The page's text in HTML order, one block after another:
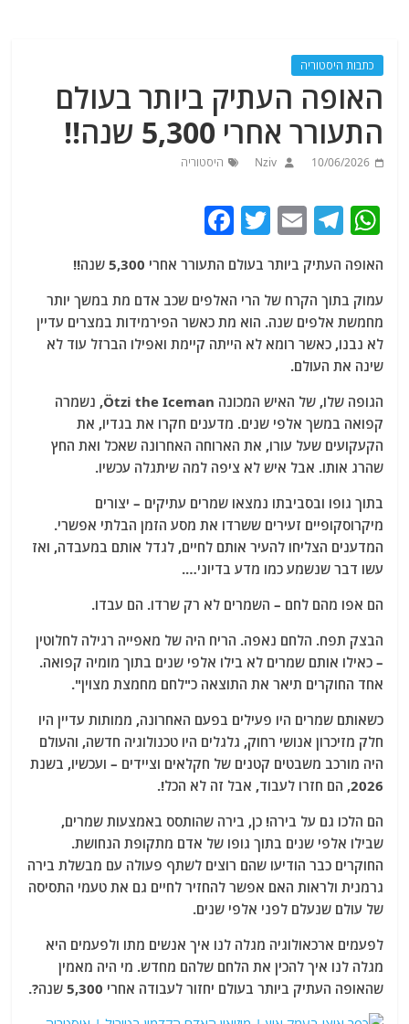
כתבות היסטוריה
האופה העתיק ביותר בעולם
התעורר אחרי 5,300 שנה!!
10/06/2026
Nziv היסטוריה
W
at
s
A
p
p
T
e
g
ra
m
E
ai
l
T
w
itt
er
c
e
b
o
o
k
האופה העתיק ביותר בעולם התעורר אחרי 5,300 שנה!!
עמוק בתוך הקרח של הרי האלפים שכב אדם מת במשך יותר
מחמשת אלפים שנה. הוא מת כאשר הפירמידות במצרים עדיין
לא נבנו, כאשר רומא לא הייתה קיימת ואפילו הברזל עוד לא
שינה את העולם.
הגופה שלו, של האיש המכונה Ötzi the Iceman, נשמרה
קפואה במשך אלפי שנים. מדענים חקרו את בגדיו, את
הקעקועים שעל עורו, את הארוחה האחרונה שאכל ואת החץ
שהרג אותו. אבל איש לא ציפה למה שיתגלה עכשיו.
בתוך גופו ובסביבתו נמצאו שמרים עתיקים – יצורים
מיקרוסקופיים זעירים ששרדו את מסע הזמן הבלתי אפשרי.
המדענים הצליחו להעיר אותם לחיים, לגדל אותם במעבדה, ואז
עשו דבר שנשמע כמו מדע בדיוני….
הם אפו מהם לחם – השמרים לא רק שרדו. הם עבדו.
הבצק תפח. הלחם נאפה. הריח היה של מאפייה רגילה לחלוטין
– כאילו אותם שמרים לא בילו אלפי שנים בתוך מומיה קפואה.
אחד החוקרים תיאר את התוצאה כ"לחם מחמצת מצוין".
כשאותם שמרים היו פעילים בפעם האחרונה, ממותות עדיין היו
חלק מזיכרון אנושי רחוק, גלגלים היו טכנולוגיה חדשה, והעולם
היה מורכב משבטים קטנים של חקלאים וציידים – ועכשיו, בשנת
2026, הם חזרו לעבוד, אבל זה לא הכל!.
הם הלכו גם על בירה! כן, בירה שהותסס באמצעות שמרים,
שבילו אלפי שנים בתוך גופו של אדם מתקופת הנחושת.
החוקרים כבר הודיעו שהם רוצים לשתף פעולה עם מבשלת בירה
גרמנית ולראות האם אפשר להחזיר לחיים גם את טעמי התסיסה
של עולם שנעלם לפני אלפי שנים.
לפעמים ארכאולוגיה מגלה לנו איך אנשים מתו ולפעמים היא
מגלה לנו איך להכין את הלחם שלהם מחדש. מי היה מאמין
שהאופה העתיק ביותר בעולם יחזור לעבודה אחרי 5,300 שנה?.